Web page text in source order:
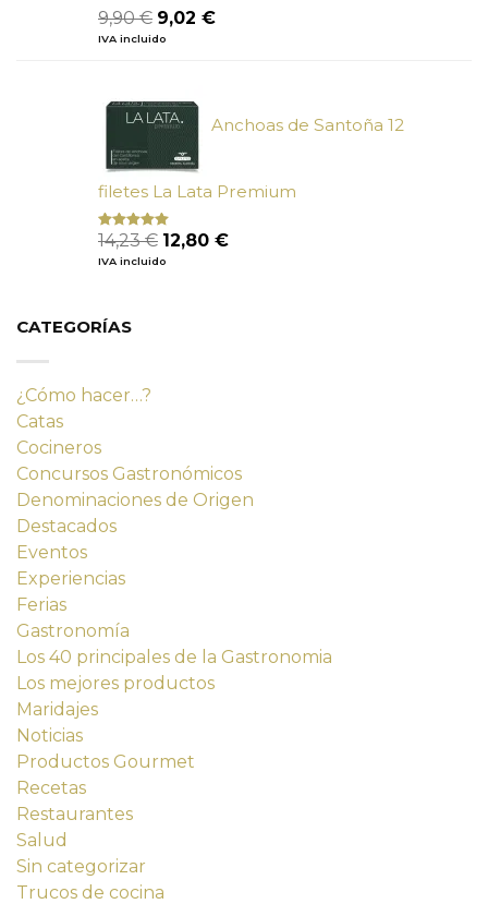
9,90€ El
precio
9,90 €.
9,02 €El
IVA incluido
Anchoas de Santoña 12
filetes La Lata Premium
Valorado
con
de 5
14,23€ El
precio
12,80 €El
IVA incluido
CATEGORÍAS
¿Cómo hacer…?
Catas
Cocineros
Concursos Gastronómicos
Denominaciones de Origen
Destacados
Eventos
Experiencias
Ferias
Gastronomía
Los 40 principales de la Gastronomia
Los mejores productos
Maridajes
Noticias
Productos Gourmet
Recetas
Restaurantes
Salud
Sin categorizar
Trucos de cocina